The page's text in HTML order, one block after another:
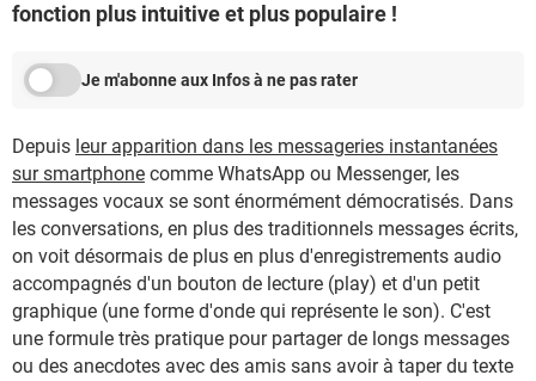
fonction plus intuitive et plus populaire !
Je m'abonne aux Infos à ne pas rater
Depuis leur apparition dans les messageries instantanées
sur smartphone comme WhatsApp ou Messenger, les
messages vocaux se sont énormément démocratisés. Dans
les conversations, en plus des traditionnels messages écrits,
on voit désormais de plus en plus d'enregistrements audio
accompagnés d'un bouton de lecture (play) et d'un petit
graphique (une forme d'onde qui représente le son). C'est
une formule très pratique pour partager de longs messages
ou des anecdotes avec des amis sans avoir à taper du texte